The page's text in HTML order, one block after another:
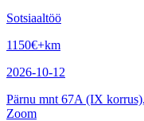
Sotsiaaltöö
1150€+km
2026-10-12
Pärnu mnt 67A (IX
Zoom